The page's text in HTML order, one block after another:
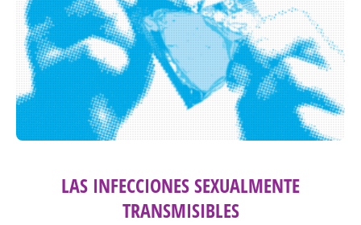
LAS INFECCIONES SEXUALMENTE
TRANSMISIBLES